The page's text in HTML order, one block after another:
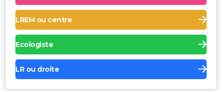
LREM ou centre
Ecologiste
LR ou droite